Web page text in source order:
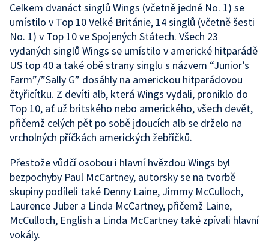
Celkem dvanáct singlů Wings (včetně jedné No. 1) se
umístilo v Top 10 Velké Británie, 14 singlů (včetně šesti
No. 1) v Top 10 ve Spojených Státech. Všech 23
vydaných singlů Wings se umístilo v americké hitparádě
US top 40 a také obě strany singlu s názvem “Junior’s
Farm”/”Sally G” dosáhly na americkou hitparádovou
čtyřicítku. Z devíti alb, která Wings vydali, proniklo do
Top 10, ať už britského nebo amerického, všech devět,
přičemž celých pět po sobě jdoucích alb se drželo na
vrcholných příčkách amerických žebříčků.
Přestože vůdčí osobou i hlavní hvězdou Wings byl
bezpochyby Paul McCartney, autorsky se na tvorbě
skupiny podíleli také Denny Laine, Jimmy McCulloch,
Laurence Juber a Linda McCartney, přičemž Laine,
McCulloch, English a Linda McCartney také zpívali hlavní
vokály.